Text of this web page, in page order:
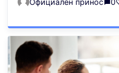
Официален принос 0